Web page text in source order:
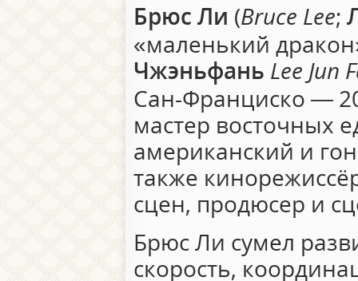
Брюс Ли (Bruce Lee;
«маленький
Чжэньфань Lee Jun
Сан-Франциско —
мастер восточных
американский и
также
сцен, продюсер и
Брюс Ли сумел
скорость,